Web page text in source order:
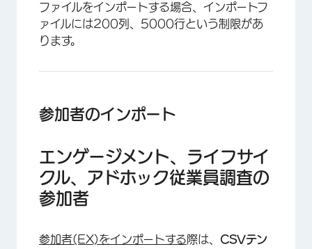
ファイルをインポートする場合、インポートフ
ァイルには200列、5000行という制限があ
ります。
参加者のインポート
エンゲージメント、ライフサイ
クル、アドホック従業員調査の
参加者
参加者(EX)をインポートする際は、 CSVテン